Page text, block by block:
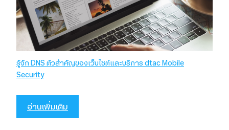
รู้จัก DNS ตัวสำคัญของเว็บไซต์และบริการ dtac Mobile
Security
อ่านเพิ่มเติม